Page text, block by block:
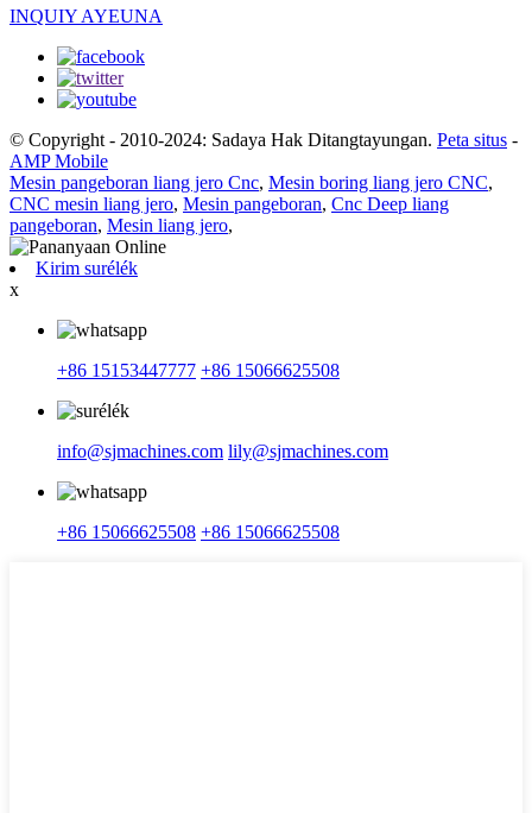
INQUIY AYEUNA
© Copyright - 2010-2024: Sadaya Hak Ditangtayungan. Peta situs -
AMP Mobile
Mesin pangeboran liang jero Cnc, Mesin boring liang jero CNC,
CNC mesin liang jero, Mesin pangeboran, Cnc Deep liang
pangeboran, Mesin liang jero,
Kirim surélék
x
+86 15153447777 +86 15066625508
info@sjmachines.com lily@sjmachines.com
+86 15066625508 +86 15066625508